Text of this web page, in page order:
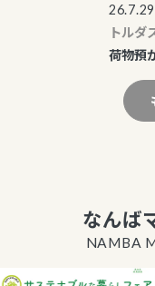
トルダ
荷物預
なんば
NAMBA